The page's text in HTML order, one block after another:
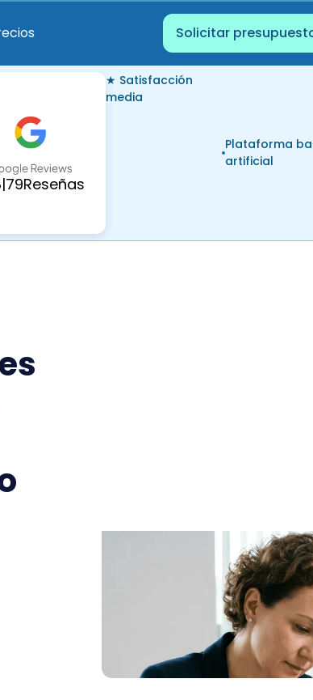
Solicitar
|79Reseñas
★ Satisfacción
media
Plataforma
artificial